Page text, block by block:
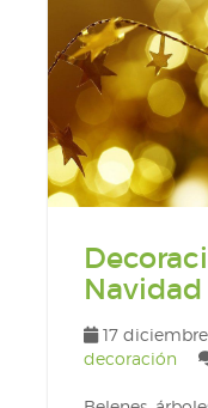
Navidad
17
decoración